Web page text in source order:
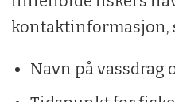
kontaktinformasjon,
Navn på